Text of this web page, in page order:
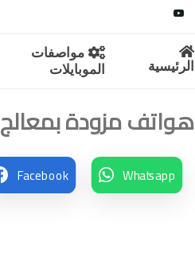
مواصفات
الموبايلات
الرئيسية
هواتف مزودة بمعالج Snapdragon 690 في مصر
Whatsapp
Facebook